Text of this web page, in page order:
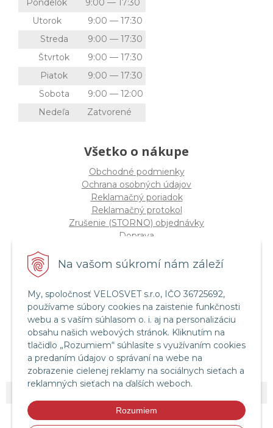
Na vašom súkromí nám záleží
My, spoločnosť VELOSVET s.r.o, IČO 36725692,
používame súbory cookies na zaistenie funkčnosti
webu a s vaším súhlasom o. i. aj na personalizáciu
obsahu našich webových stránok. Kliknutím na
tlačidlo „Rozumiem“ súhlasíte s využívaním cookies
a predaním údajov o správaní na webe na
zobrazenie cielenej reklamy na sociálnych sieťach a
reklamných sieťach na ďalších weboch.
Rozumiem
Pondelok
9:00 — 17:30
Utorok
9:00 — 17:30
Streda
9:00 — 17:30
Štvrtok
9:00 — 17:30
Piatok
9:00 — 17:30
Sobota
9:00 — 12:00
Nedeľa
Zatvorené
Všetko o nákupe
Obchodné podmienky
Ochrana osobných údajov
Reklamačný poriadok
Reklamačný protokol
Zrušenie (STORNO) objednávky
Doprava
Štatút súťaže "Vianoce 2025"
Servis a služby
Servis bicyklov a elektrobicyklov
Retül Bike Fit
Instagram Velosvet
Facebook Velosvet